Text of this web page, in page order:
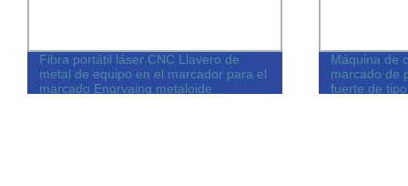
Fibra portátil láser CNC Llavero de
metal de equipo en el marcador para el
marcado Engrvaing metaloide
Máquina de
marcado de
fuerte de